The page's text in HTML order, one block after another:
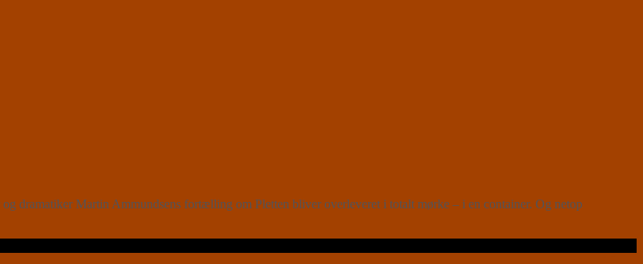
dramatiker Martin Ammundsens fortælling om Pletten bliver overleveret i totalt mørke – i en container. Og netop